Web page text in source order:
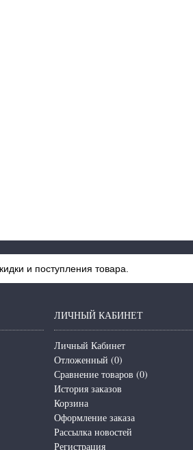
и поступления товара.
ЛИЧНЫЙ КАБИНЕТ
Личный Кабинет
Отложенный (0)
Сравнение товаров (0)
История заказов
Корзина
Оформление заказа
Рассылка новостей
Регистрация